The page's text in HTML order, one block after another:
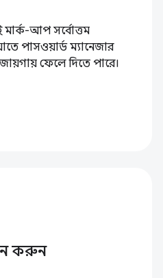
মার্ক-আপ সর্বোত্তম
পাসওয়ার্ড ম্যানেজার
ফেলে দিতে পারে।
করুন